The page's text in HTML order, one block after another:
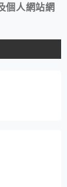
個人網站網